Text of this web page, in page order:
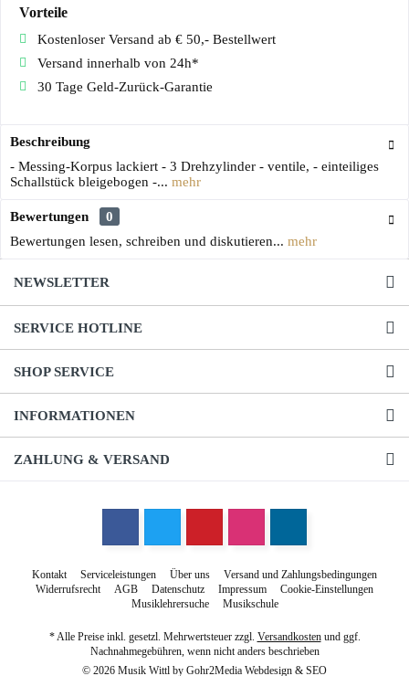
Vorteile
Kostenloser Versand ab € 50,- Bestellwert
Versand innerhalb von 24h*
30 Tage Geld-Zurück-Garantie
Beschreibung
- Messing-Korpus lackiert - 3 Drehzylinder - ventile, - einteiliges
Schallstück bleigebogen -... mehr
Bewertungen
0
Bewertungen lesen, schreiben und diskutieren... mehr
NEWSLETTER
SERVICE HOTLINE
SHOP SERVICE
INFORMATIONEN
ZAHLUNG & VERSAND
Kontakt Serviceleistungen Über uns
Versand und Zahlungsbedingungen
Widerrufsrecht
AGB Datenschutz Impressum
Cookie-Einstellungen
Musiklehrersuche
Musikschule
* Alle Preise inkl. gesetzl. Mehrwertsteuer zzgl. Versandkostenund ggf.
Nachnahmegebühren, wenn nicht anders beschrieben
© 2026 Musik Wittl by Gohr2Media Webdesign & SEO